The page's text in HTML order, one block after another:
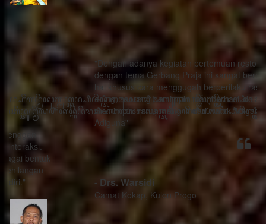
"Dengan adanya kegiatan pertemuan restorasi sosial
dengan tema Gerbang Praja ini sangat bermanfaat ada
hal khusus cara menggugah berperilaku rasa sithik
eding, seorang pemimpin mau berhasil dalam
memimpin harus menghindari watak Adigang Adigung
Adiguna"
Camat Kokap, Kulon Progo